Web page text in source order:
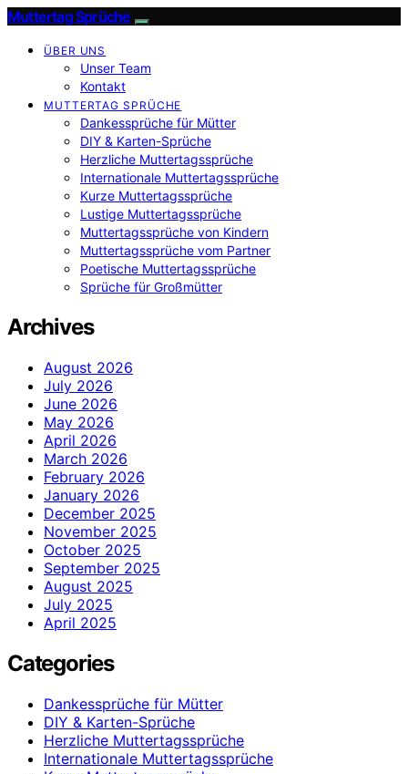
Muttertag Sprüche
ÜBER UNS
Unser Team
Kontakt
MUTTERTAG SPRÜCHE
Dankessprüche für Mütter
DIY & Karten-Sprüche
Herzliche Muttertagssprüche
Internationale Muttertagssprüche
Kurze Muttertagssprüche
Lustige Muttertagssprüche
Muttertagssprüche von Kindern
Muttertagssprüche vom Partner
Poetische Muttertagssprüche
Sprüche für Großmütter
Archives
August 2026
July 2026
June 2026
May 2026
April 2026
March 2026
February 2026
January 2026
December 2025
November 2025
October 2025
September 2025
August 2025
July 2025
April 2025
Categories
Dankessprüche für Mütter
DIY & Karten-Sprüche
Herzliche Muttertagssprüche
Internationale Muttertagssprüche